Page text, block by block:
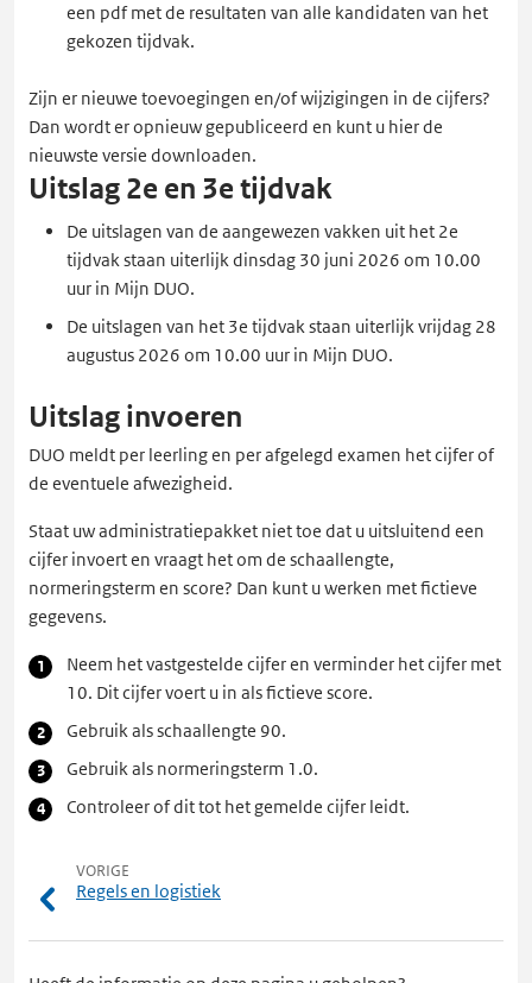
een pdf met de resultaten van alle kandidaten van het
gekozen tijdvak.
Zijn er nieuwe toevoegingen en/of wijzigingen in de cijfers?
Dan wordt er opnieuw gepubliceerd en kunt u hier de
nieuwste versie downloaden.
Uitslag 2e en 3e tijdvak
De uitslagen van de aangewezen vakken uit het 2e
tijdvak staan uiterlijk dinsdag 30 juni 2026 om 10.00
uur in Mijn DUO.
De uitslagen van het 3e tijdvak staan uiterlijk vrijdag 28
augustus 2026 om 10.00 uur in Mijn DUO.
Uitslag invoeren
DUO meldt per leerling en per afgelegd examen het cijfer of
de eventuele afwezigheid.
Staat uw administratiepakket niet toe dat u uitsluitend een
cijfer invoert en vraagt het om de schaallengte,
normeringsterm en score? Dan kunt u werken met fictieve
gegevens.
Neem het vastgestelde cijfer en verminder het cijfer met
10. Dit cijfer voert u in als fictieve score.
Gebruik als schaallengte 90.
Gebruik als normeringsterm 1.0.
Controleer of dit tot het gemelde cijfer leidt.
VORIGE
Regels en logistiek